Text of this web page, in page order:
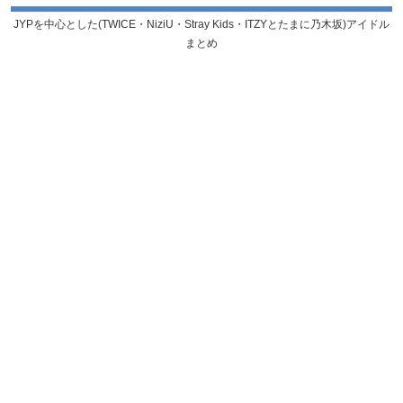
JYPを中心とした(TWICE・NiziU・Stray Kids・ITZYとたまに乃木坂)アイドル
まとめ